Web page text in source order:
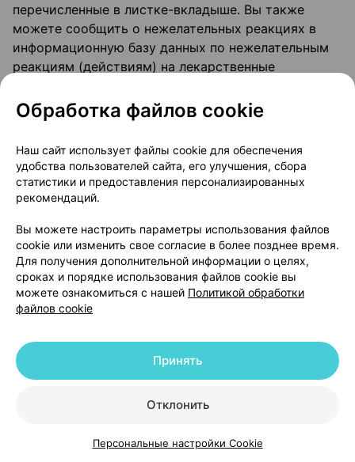
КаталогКорзинаИзбранноеПрофиль
перечисленные в листке-вкладыше. Вы также
можете сообщить о нежелательных реакциях в
информационную базу данных по нежелательным
реакциям (действиям) на лекарственные
неэффективности лекарственных препаратов,
выявленным на территории Республики Беларусь.
Сообщая о нежелательных реакциях, Вы помогаете
получить больше сведений о безопасности
препарата.
220037, г. Минск, Товарищеский пер., 2а
УП «Центр экспертиз и испытаний в
здравоохранении»
Телефон:+375 (17) 231 85 14
Факс: +375 (17) 252 53 58
Телефон отдела фармаконадзора: +375 (17) 242 00
Обработка файлов cookie
Наш сайт использует файлы cookie для обеспечения
удобства пользователей сайта, его улучшения, сбора
статистики и предоставления персонализированных
рекомендаций.
Вы можете настроить параметры использования файлов
cookie или изменить свое согласие в более позднее время.
Для получения дополнительной информации о целях,
сроках и порядке использования файлов cookie вы
можете ознакомиться с нашей Политикой обработки
файлов cookie
Отклонить
Принять
Персональные настройки Cookie